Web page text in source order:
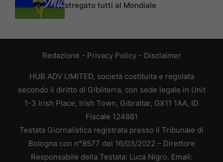
stregato tutti al Mondiale
Redazione - Privacy Policy- Disclaimer
HUB ADV LIMITED, società costituita e regolata
secondo il diritto di Gibilterra, con sede legale in Unit
1-3 Irish Place, Irish Town, Gibraltar, GX11 1AA, ID
Fiscale 124881
Testata Giornalistica registrata presso il Tribunale di
Bologna con n°8577 del 16/03/2022 – Direttore
Responsabile della Testata: Luca Nigro. Email: